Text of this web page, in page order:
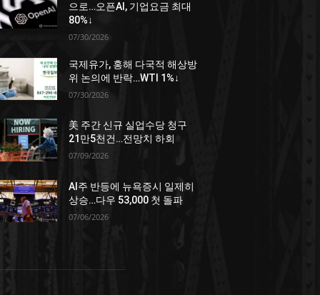
으로…오픈AI, 기업요금 최대
80%↓
07/30/2026
국제유가, 홍해 다국적 해상방
위 논의에 반락…WTI 1%↓
07/30/2026
美 주간 신규 실업수당 청구
21만5천건…전망치 하회
07/09/2026
AI주 반등에 뉴욕증시 일제히
상승…다우 53,000 첫 돌파
07/06/2026